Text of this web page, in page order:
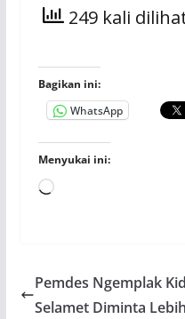
249 kali
Bagikan ini:
WhatsApp
Menyukai ini:
Memuat...
Pemdes Ngemplak
Selamet Diminta